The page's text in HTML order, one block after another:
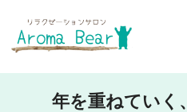
年を重ねていく